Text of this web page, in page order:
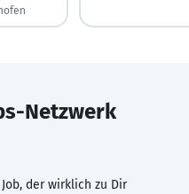
Netzwerk
der wirklich zu Dir